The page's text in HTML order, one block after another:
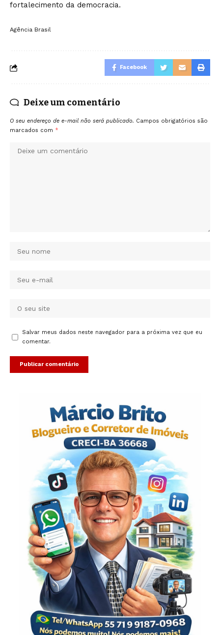
fortalecimento da democracia.
Agência Brasil
Facebook
Deixe um comentário
O seu endereço de e-mail não será publicado. Campos obrigatórios são
marcados com *
Salvar meus dados neste navegador para a próxima vez que eu
comentar.